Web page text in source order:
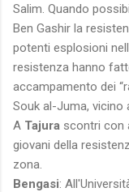
Salim. Quando
Ben Gashir la
potenti esplosioni
resistenza hanno
accampamento dei
Souk al-Juma, vicino
A Tajura scontri con
giovani della
zona.
Bengasi: